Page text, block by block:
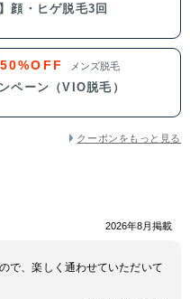
顔・ヒゲ脱毛3回
メンズ脱毛
ペーン（VIO脱毛）
クーポンをもっと見る
2026年8月掲載
で、楽しく通わせていただいて